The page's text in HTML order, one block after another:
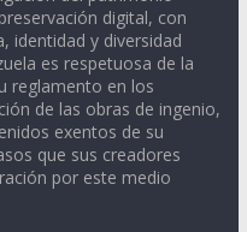
digital, con
identidad y diversidad
es respetuosa de la
reglamento en los
de las obras de ingenio,
exentos de su
que sus creadores
por este medio